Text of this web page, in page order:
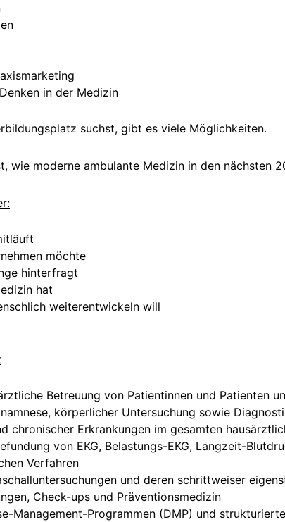
in der Medizin
suchst, gibt es viele Möglichkeiten.
wie moderne ambulante Medizin in den nächsten
möchte
hinterfragt
hat
weiterentwickeln will
Betreuung von Patientinnen und Patienten
körperlicher Untersuchung sowie
chronischer Erkrankungen im gesamten
von EKG, Belastungs-EKG, Langzeit-
Verfahren
und deren schrittweiser
Check-ups und Präventionsmedizin
Management-Programmen (DMP) und